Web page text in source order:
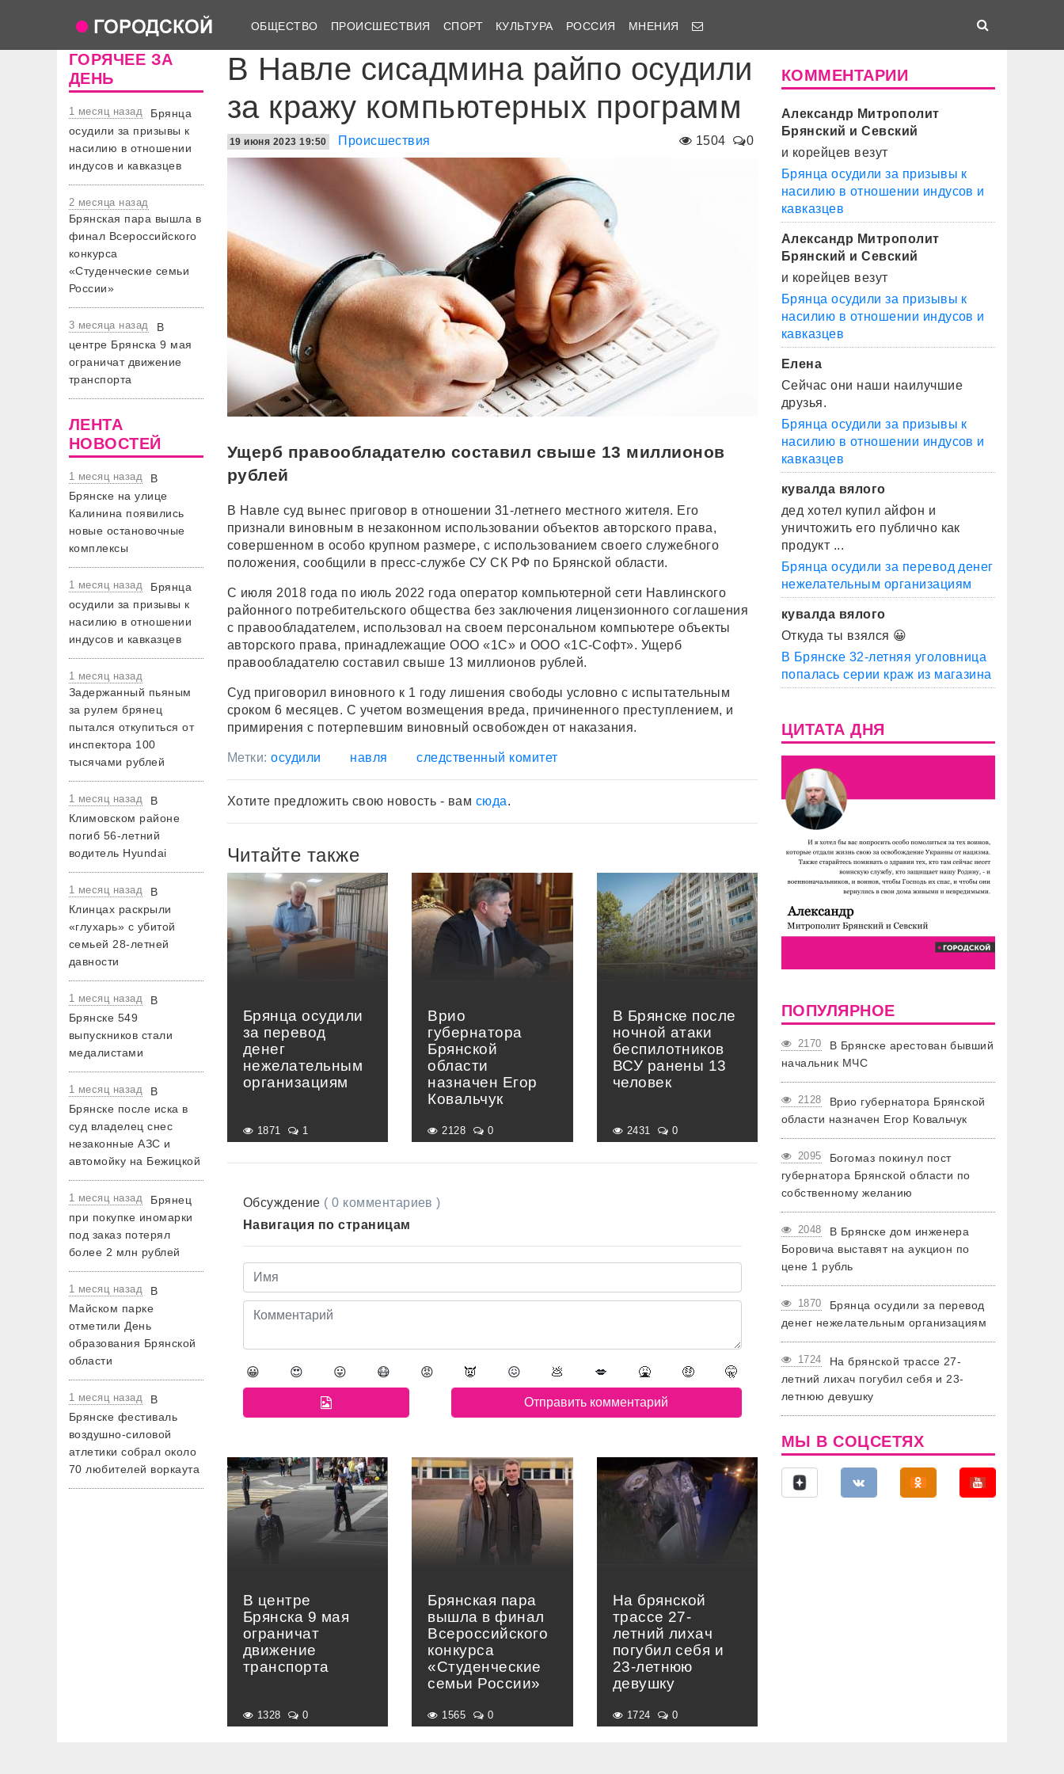
ОБЩЕСТВО ПРОИСШЕСТВИЯ СПОРТ КУЛЬТУРА РОССИЯ МНЕНИЯ
ГОРЯЧЕЕ ЗА
ДЕНЬ
1 месяц назад
Брянца
осудили за призывы к
насилию в отношении
индусов и кавказцев
2 месяца назад
Брянская пара вышла в
финал Всероссийского
конкурса
«Студенческие семьи
России»
3 месяца назад
В
центре Брянска 9 мая
ограничат движение
транспорта
ЛЕНТА
НОВОСТЕЙ
1 месяц назад
В
Брянске на улице
Калинина появились
новые остановочные
комплексы
1 месяц назад
Брянца
осудили за призывы к
насилию в отношении
индусов и кавказцев
1 месяц назад
Задержанный пьяным
за рулем брянец
пытался откупиться от
инспектора 100
тысячами рублей
1 месяц назад
В
Климовском районе
погиб 56-летний
водитель Hyundai
1 месяц назад
В
Клинцах раскрыли
«глухарь» с убитой
семьей 28-летней
давности
1 месяц назад
В
Брянске 549
выпускников стали
медалистами
1 месяц назад
В
Брянске после иска в
суд владелец снес
незаконные АЗС и
автомойку на Бежицкой
1 месяц назад
Брянец
при покупке иномарки
под заказ потерял
более 2 млн рублей
1 месяц назад
В
Майском парке
отметили День
образования Брянской
области
1 месяц назад
В
Брянске фестиваль
воздушно-силовой
атлетики собрал около
70 любителей воркаута
В Навле сисадмина райпо осудили
за кражу компьютерных программ
1504 0
19 июня 2023 19:50 Происшествия
Ущерб правообладателю составил свыше 13 миллионов
рублей
В Навле суд вынес приговор в отношении 31-летнего местного жителя. Его
признали виновным в незаконном использовании объектов авторского права,
совершенном в особо крупном размере, с использованием своего служебного
положения, сообщили в пресс-службе СУ СК РФ по Брянской области.
С июля 2018 года по июль 2022 года оператор компьютерной сети Навлинского
районного потребительского общества без заключения лицензионного соглашения
с правообладателем, использовал на своем персональном компьютере объекты
авторского права, принадлежащие ООО «1С» и ООО «1С-Софт». Ущерб
правообладателю составил свыше 13 миллионов рублей.
Суд приговорил виновного к 1 году лишения свободы условно с испытательным
сроком 6 месяцев. С учетом возмещения вреда, причиненного преступлением, и
примирения с потерпевшим виновный освобожден от наказания.
Метки:осудили навля следственный комитет
Хотите предложить свою новость - вам сюда.
Читайте также
Брянца осудили
за перевод
денег
нежелательным
организациям
1871 1
Врио
губернатора
Брянской
области
назначен Егор
Ковальчук
2128 0
В Брянске после
ночной атаки
беспилотников
ВСУ ранены 13
человек
2431 0
Обсуждение ( 0 комментариев )
Навигация по страницам
😀 😍 😛 😷 😡 👿 😖 💩 💋 🤮 🤑 🤫
В центре
Брянска 9 мая
ограничат
движение
транспорта
1328 0
Брянская пара
вышла в финал
Всероссийского
конкурса
«Студенческие
семьи России»
1565 0
На брянской
трассе 27-
летний лихач
погубил себя и
23-летнюю
девушку
1724 0
КОММЕНТАРИИ
Александр Митрополит
Брянский и Севский
и корейцев везут
Брянца осудили за призывы к
насилию в отношении индусов и
кавказцев
Александр Митрополит
Брянский и Севский
и корейцев везут
Брянца осудили за призывы к
насилию в отношении индусов и
кавказцев
Елена
Сейчас они наши наилучшие
друзья.
Брянца осудили за призывы к
насилию в отношении индусов и
кавказцев
кувалда вялого
дед хотел купил айфон и
уничтожить его публично как
продукт ...
Брянца осудили за перевод денег
нежелательным организациям
кувалда вялого
Откуда ты взялся 😀
В Брянске 32-летняя уголовница
попалась серии краж из магазина
ЦИТАТА ДНЯ
ПОПУЛЯРНОЕ
2170
В Брянске арестован бывший
начальник МЧС
2128
Врио губернатора Брянской
области назначен Егор Ковальчук
2095
Богомаз покинул пост
губернатора Брянской области по
собственному желанию
2048
В Брянске дом инженера
Боровича выставят на аукцион по
цене 1 рубль
1870
Брянца осудили за перевод
денег нежелательным организациям
1724
На брянской трассе 27-
летний лихач погубил себя и 23-
летнюю девушку
МЫ В СОЦСЕТЯХ